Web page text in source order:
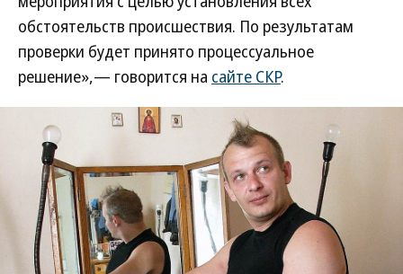
обстоятельств происшествия. По результатам
проверки будет принято процессуальное
решение»,— говорится на сайте СКР.